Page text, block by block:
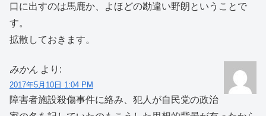
口に出すのは馬鹿か、よほどの勘違い野朗ということで
す。
拡散しておきます。
みかん より:
2017年5月10日 1:04 PM
障害者施設殺傷事件に絡み、犯人が自民党の政治